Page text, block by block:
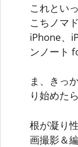
これとい
こちノマ
iPhone、
ンノート
ま、きっ
り始めた
根が凝り
画撮影＆